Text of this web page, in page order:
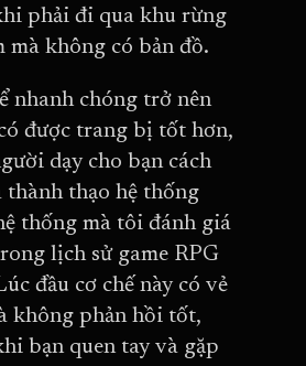
phải đi qua khu rừng
mà không có bản đồ.
nhanh chóng trở nên
được trang bị tốt hơn,
dạy cho bạn cách
thành thạo hệ thống
thống mà tôi đánh giá
lịch sử game RPG
đầu cơ chế này có vẻ
không phản hồi tốt,
bạn quen tay và gặp